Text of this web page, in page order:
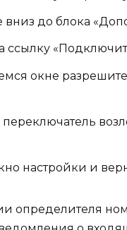
вниз до блока
ссылку
окне
переключатель
настройки и
определителя